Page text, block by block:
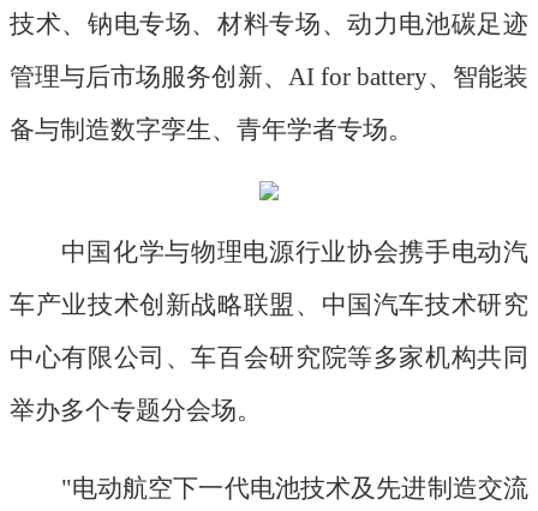
技术、钠电专场、材料专场、动力电池碳足迹
管理与后市场服务创新、AI for battery、智能装
备与制造数字孪生、青年学者专场。
中国化学与物理电源行业协会携手电动汽
车产业技术创新战略联盟、中国汽车技术研究
中心有限公司、车百会研究院等多家机构共同
举办多个专题分会场。
"电动航空下一代电池技术及先进制造交流